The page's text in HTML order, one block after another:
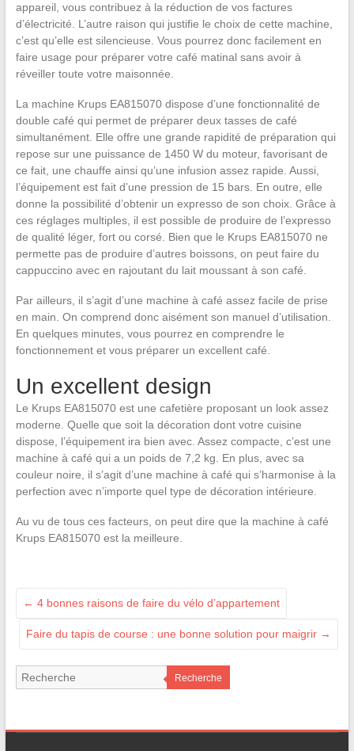
appareil, vous contribuez à la réduction de vos factures
d’électricité. L’autre raison qui justifie le choix de cette machine,
c’est qu’elle est silencieuse. Vous pourrez donc facilement en
faire usage pour préparer votre café matinal sans avoir à
réveiller toute votre maisonnée.
La machine Krups EA815070 dispose d’une fonctionnalité de
double café qui permet de préparer deux tasses de café
simultanément. Elle offre une grande rapidité de préparation qui
repose sur une puissance de 1450 W du moteur, favorisant de
ce fait, une chauffe ainsi qu’une infusion assez rapide. Aussi,
l’équipement est fait d’une pression de 15 bars. En outre, elle
donne la possibilité d’obtenir un expresso de son choix. Grâce à
ces réglages multiples, il est possible de produire de l’expresso
de qualité léger, fort ou corsé. Bien que le Krups EA815070 ne
permette pas de produire d’autres boissons, on peut faire du
cappuccino avec en rajoutant du lait moussant à son café.
Par ailleurs, il s’agit d’une machine à café assez facile de prise
en main. On comprend donc aisément son manuel d’utilisation.
En quelques minutes, vous pourrez en comprendre le
fonctionnement et vous préparer un excellent café.
Un excellent design
Le Krups EA815070 est une cafetière proposant un look assez
moderne. Quelle que soit la décoration dont votre cuisine
dispose, l’équipement ira bien avec. Assez compacte, c’est une
machine à café qui a un poids de 7,2 kg. En plus, avec sa
couleur noire, il s’agit d’une machine à café qui s’harmonise à la
perfection avec n’importe quel type de décoration intérieure.
Au vu de tous ces facteurs, on peut dire que la machine à café
Krups EA815070 est la meilleure.
← 4 bonnes raisons de faire du vélo d’appartement
Faire du tapis de course : une bonne solution pour maigrir →
Recherche